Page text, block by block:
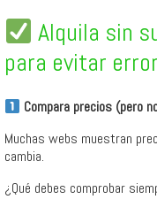
Alquila sin
para evitar
Compara precios (pero
Muchas webs muestran
cambia.
¿Qué debes comprobar